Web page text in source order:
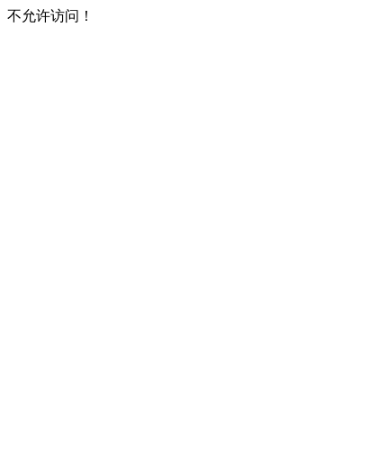
不允许访问！